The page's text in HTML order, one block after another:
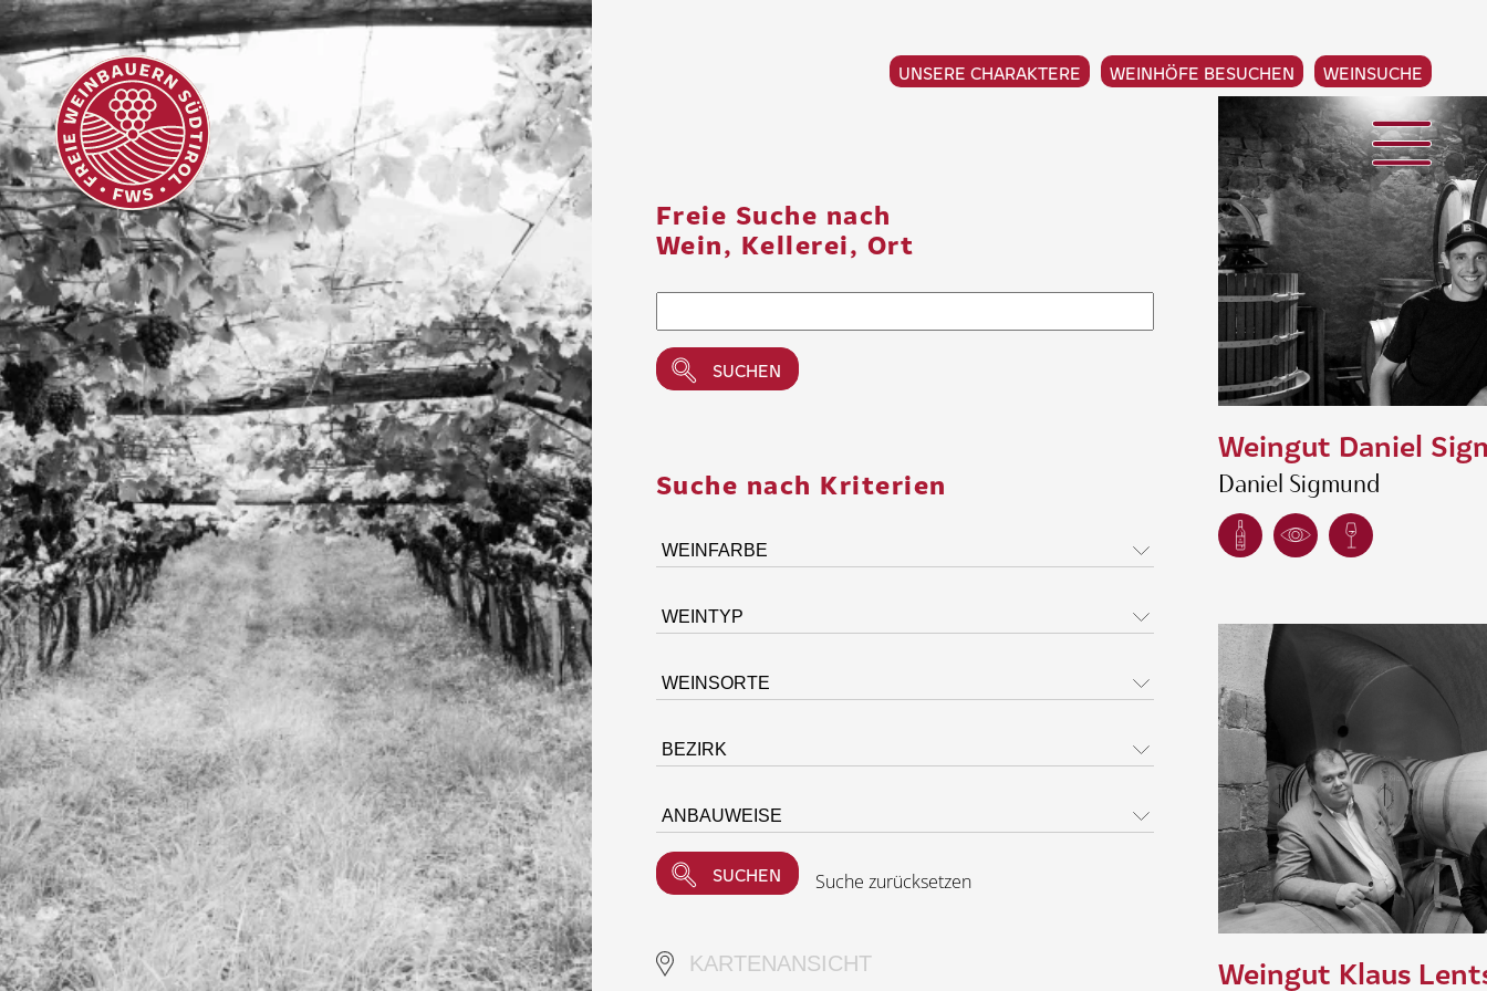
UNSERE CHARAKTERE WEINHÖFE BESUCHEN WEINSUCHE
Freie Suche nach
Wein, Kellerei, Ort
Suche nach Kriterien
Suche zurücksetzen
Weingut Daniel
Daniel Sigmund
Weingut Klaus